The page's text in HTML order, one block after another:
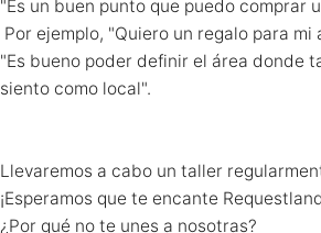
"Es un buen punto que puedo comprar
Por ejemplo, "Quiero un regalo para mi
"Es bueno poder definir el área donde
siento como local".
Llevaremos a cabo un taller
¡Esperamos que te encante
¿Por qué no te unes a nosotras?